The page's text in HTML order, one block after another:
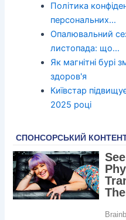
Політика
персональних…
Опалювальний
листопада: що…
Як магнітні бурі
здоров'я
Київстар
2025 році